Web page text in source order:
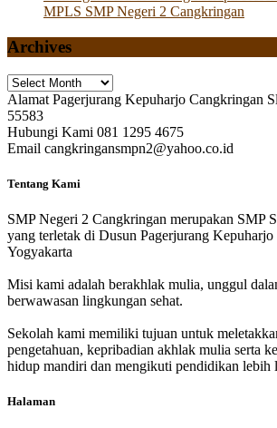
MPLS SMP Negeri 2 Cangkringan
Archives
Archives
Alamat Pagerjurang Kepuharjo Cangkringan
55583
Hubungi Kami 081 1295 4675
Email cangkringansmpn2@yahoo.co.id
Tentang Kami
SMP Negeri 2 Cangkringan merupakan SMP
yang terletak di Dusun Pagerjurang
Yogyakarta
Misi kami adalah berakhlak mulia, unggul
berwawasan lingkungan sehat.
Sekolah kami memiliki tujuan untuk
pengetahuan, kepribadian akhlak mulia serta
hidup mandiri dan mengikuti pendidikan lebih
Halaman